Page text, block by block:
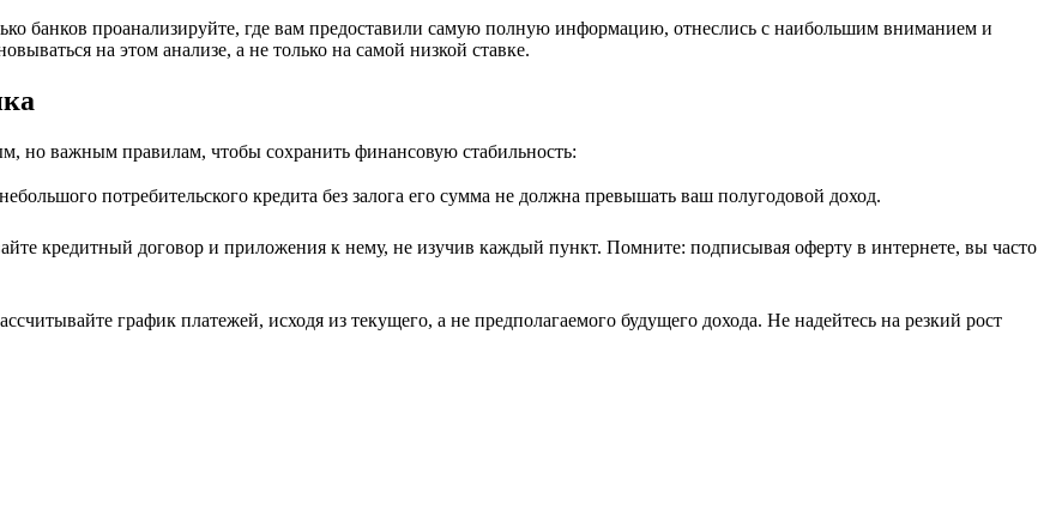
банков проанализируйте, где вам предоставили самую полную информацию, отнеслись с наибольшим вниманием и
на этом анализе, а не только на самой низкой ставке.
но важным правилам, чтобы сохранить финансовую стабильность:
потребительского кредита без залога его сумма не должна превышать ваш полугодовой доход.
кредитный договор и приложения к нему, не изучив каждый пункт. Помните: подписывая оферту в интернете, вы часто
график платежей, исходя из текущего, а не предполагаемого будущего дохода. Не надейтесь на резкий рост